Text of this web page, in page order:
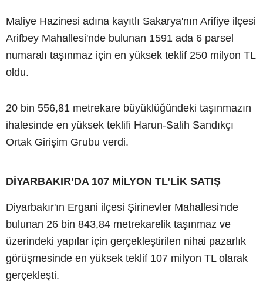
Maliye Hazinesi adına kayıtlı Sakarya'nın Arifiye ilçesi
Arifbey Mahallesi'nde bulunan 1591 ada 6 parsel
numaralı taşınmaz için en yüksek teklif 250 milyon TL
oldu.
20 bin 556,81 metrekare büyüklüğündeki taşınmazın
ihalesinde en yüksek teklifi Harun-Salih Sandıkçı
Ortak Girişim Grubu verdi.
DİYARBAKIR’DA 107 MİLYON TL’LİK SATIŞ
Diyarbakır'ın Ergani ilçesi Şirinevler Mahallesi'nde
bulunan 26 bin 843,84 metrekarelik taşınmaz ve
üzerindeki yapılar için gerçekleştirilen nihai pazarlık
görüşmesinde en yüksek teklif 107 milyon TL olarak
gerçekleşti.